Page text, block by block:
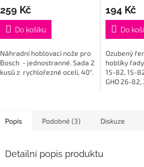
259 Kč
Do košíku
Náhradní hoblovací nože pro
Bosch - jednostranné. Sada 2
kusů z rychlořezné oceli, 40°.
194 Kč
Do
Ozubený
hoblíky řady
15-82, 15-
GHO 26-82,
Popis Podobné (3) Diskuze
Detailní popis produktu